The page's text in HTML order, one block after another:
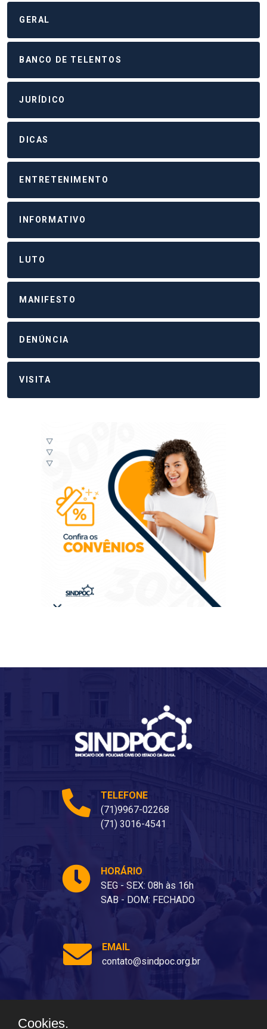
GERAL
BANCO DE TELENTOS
JURÍDICO
DICAS
ENTRETENIMENTO
INFORMATIVO
LUTO
MANIFESTO
DENÚNCIA
VISITA
TELEFONE
(71)9967-02268
(71) 3016-4541
HORÁRIO
SEG - SEX: 08h às 16h
SAB - DOM: FECHADO
EMAIL
contato@sindpoc.org.br
Ladeira dos Barris, 80 - Barris, Salvador - BA, 40070-310
Cookies.